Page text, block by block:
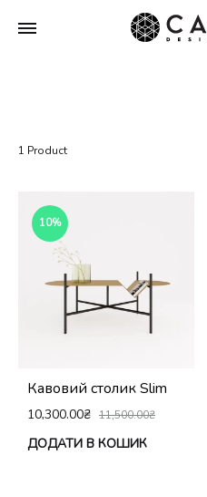
1 Product
10%
Кавовий столик Slim
10,300.00₴ 11,500.00₴
ДОДАТИ В КОШИК